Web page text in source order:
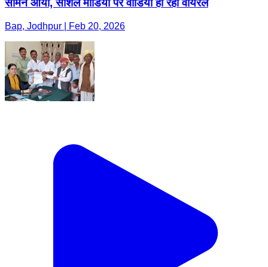
सामने आया, सोशल मीडिया पर वीडियो हो रहा वायरल
Bap, Jodhpur | Feb 20, 2026